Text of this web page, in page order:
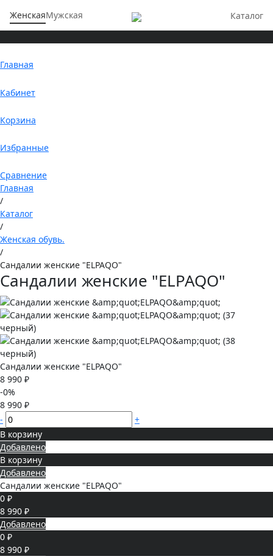
ЖенскаяМужская Каталог
Главная
Кабинет
Корзина
Избранные
Сравнение
Главная
/
Каталог
/
Женская обувь.
/
Сандалии женские "ELPAQO"
Сандалии женские "ELPAQO"
Сандалии женские "ELPAQO"
8 990 ₽
-0%
8 990 ₽
-
+
В корзину
Добавлено
В корзину
Добавлено
Сандалии женские "ELPAQO"
0 ₽
8 990 ₽
Добавлено
0 ₽
8 990 ₽